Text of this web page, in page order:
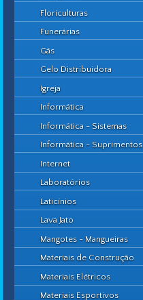
Floriculturas
Funerárias
Gás
Gelo Distribuidora
Igreja
Informática
Informática - Sistemas
Informática - Suprimentos
Internet
Laboratórios
Laticínios
Lava Jato
Mangotes - Mangueiras
Materiais de Construção
Materiais Elétricos
Materiais Esportivos